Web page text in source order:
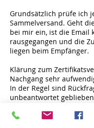
Grundsätzlich prüfe ich
Sammelversand. Geht
bei mir ein, ist die Email
rausgegangen und die
liegen beim Empfänger.
Klärung zum
Nachgang sehr
In der Regel sind
unbeantwortet
Manchmal gibt es